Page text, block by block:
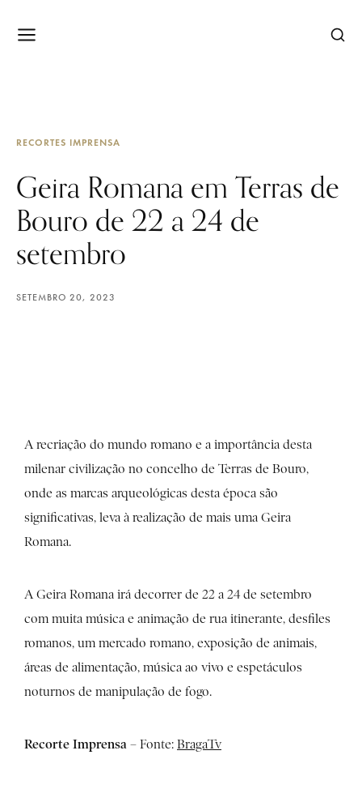
RECORTES IMPRENSA
Geira Romana em Terras de
Bouro de 22 a 24 de
setembro
SETEMBRO 20, 2023
A recriação do mundo romano e a importância desta
milenar civilização no concelho de Terras de Bouro,
onde as marcas arqueológicas desta época são
significativas, leva à realização de mais uma Geira
Romana.
A Geira Romana irá decorrer de 22 a 24 de setembro
com muita música e animação de rua itinerante, desfiles
romanos, um mercado romano, exposição de animais,
áreas de alimentação, música ao vivo e espetáculos
noturnos de manipulação de fogo.
Recorte Imprensa – Fonte: BragaTv